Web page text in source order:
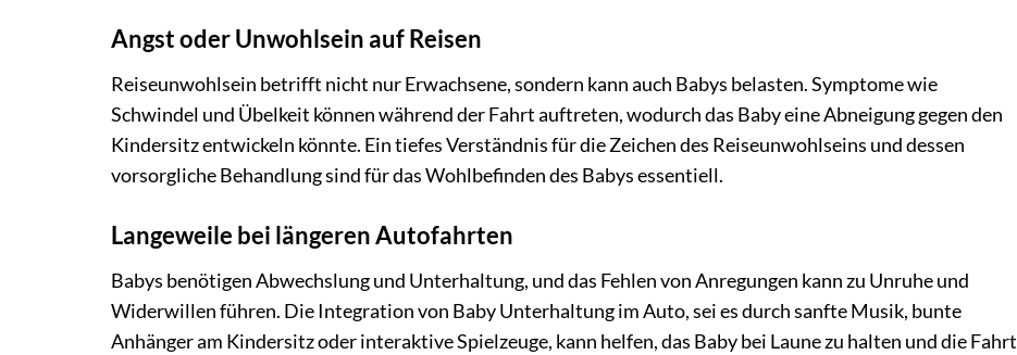
Angst oder Unwohlsein auf Reisen
Reiseunwohlsein betrifft nicht nur Erwachsene, sondern kann auch Babys belasten. Symptome wie
Schwindel und Übelkeit können während der Fahrt auftreten, wodurch das Baby eine Abneigung gegen den
Kindersitz entwickeln könnte. Ein tiefes Verständnis für die Zeichen des Reiseunwohlseins und dessen
vorsorgliche Behandlung sind für das Wohlbefinden des Babys essentiell.
Langeweile bei längeren Autofahrten
Babys benötigen Abwechslung und Unterhaltung, und das Fehlen von Anregungen kann zu Unruhe und
Widerwillen führen. Die Integration von Baby Unterhaltung im Auto, sei es durch sanfte Musik, bunte
Anhänger am Kindersitz oder interaktive Spielzeuge, kann helfen, das Baby bei Laune zu halten und die Fahrt